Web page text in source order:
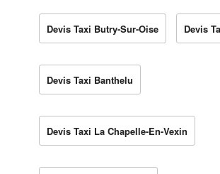
Devis Taxi Butry-Sur-Oise Devis
Devis Taxi Banthelu
Devis Taxi La Chapelle-En-Vexin